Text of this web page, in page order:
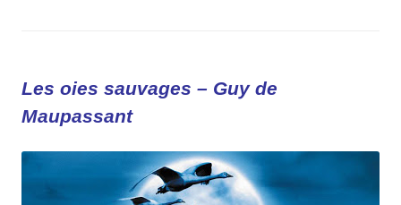
Les oies sauvages – Guy de
Maupassant